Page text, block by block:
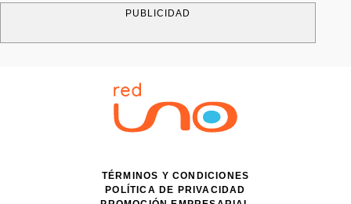
PUBLICIDAD
TÉRMINOS Y CONDICIONES
POLÍTICA DE PRIVACIDAD